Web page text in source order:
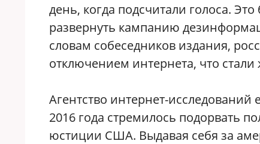
день, когда подсчитали голоса.
развернуть кампанию
словам собеседников издания,
отключением интернета, что
Агентство интернет-
2016 года стремилось подорвать
юстиции США. Выдавая себя за